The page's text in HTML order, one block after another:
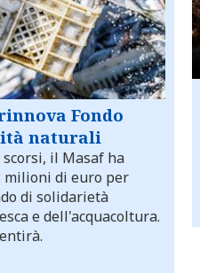
Fondo
naturali
il Masaf ha
milioni di euro per
di solidarietà
e dell'acquacoltura.